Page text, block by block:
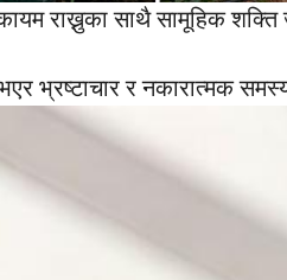
राख्नुका साथै सामूहिक
भ्रष्टाचार र नकारात्मक